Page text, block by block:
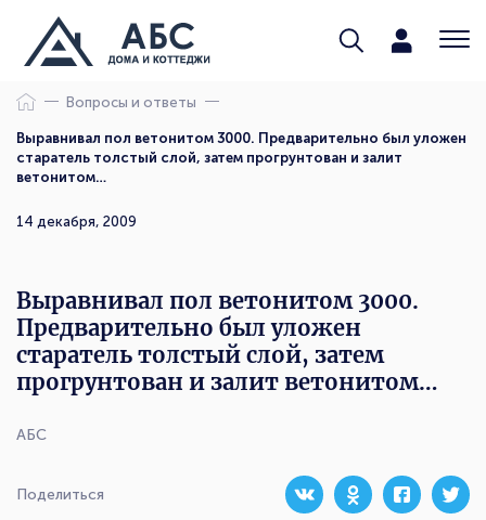
Вопросы и ответы
Выравнивал пол ветонитом 3000. Предварительно был уложен
старатель толстый слой, затем прогрунтован и залит
ветонитом…
АБС
14 декабря, 2009
Выравнивал пол ветонитом 3000.
Предварительно был уложен
старатель толстый слой, затем
прогрунтован и залит ветонитом…
Поделиться